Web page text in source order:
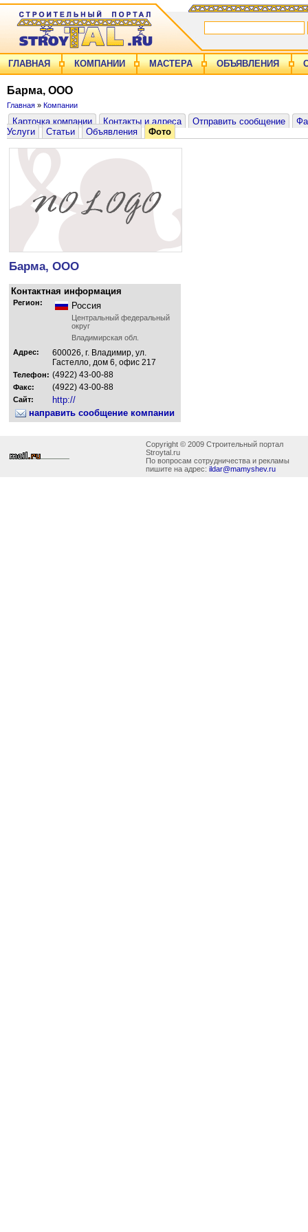
ГЛАВНАЯ КОМПАНИИ МАСТЕРА ОБЪЯВЛЕНИЯ
Барма, ООО
Главная » Компании
Карточка компании Контакты и адреса Отправить сообщение
Услуги
Статьи Объявления Фото
Барма, ООО
Контактная информация
Регион: Россия
Центральный федеральный
округ
Владимирская обл.
Адрес:
600026, г. Владимир, ул.
Гастелло, дом 6, офис 217
Телефон: (4922) 43-00-88
Факс: (4922) 43-00-88
Сайт:
http://
направить сообщение компании
Copyright © 2009 Строительный портал
Stroytal.ru
По вопросам сотрудничества и рекламы
пишите на адрес: ildar@mamyshev.ru